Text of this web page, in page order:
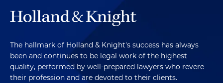
The hallmark of Holland & Knight's success has always
been and continues to be legal work of the highest
quality, performed by well-prepared lawyers who revere
their profession and are devoted to their clients.